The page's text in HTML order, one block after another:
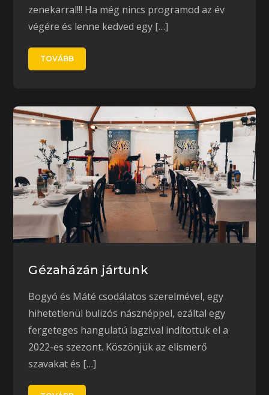
zenekarral!!! Ha még nincs programod az év
végére és lenne kedved egy […]
TOVÁBB
Gézaházán jártunk
Bogyó és Máté csodálatos szerelmével, egy
hihetetlenül bulizós násznéppel, ezáltal egy
fergeteges hangulatú lagzival indítottuk el a
2022-es szezont. Köszönjük az elismerő
szavakat és […]